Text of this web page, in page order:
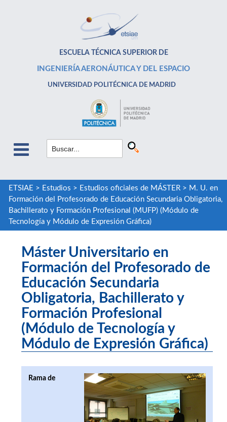
ESCUELA TÉCNICA SUPERIOR DE
INGENIERÍA AERONÁUTICA Y DEL ESPACIO
UNIVERSIDAD POLITÉCNICA DE MADRID
ETSIAE > Estudios > Estudios oficiales de MÁSTER> M. U. en
Formación del Profesorado de Educación Secundaria Obligatoria,
Bachillerato y Formación Profesional (MUFP) (Módulo de
Tecnología y Módulo de Expresión Gráfica)
Máster Universitario en
Formación del Profesorado de
Educación Secundaria
Obligatoria, Bachillerato y
Formación Profesional
(Módulo de Tecnología y
Módulo de Expresión Gráfica)
Rama de